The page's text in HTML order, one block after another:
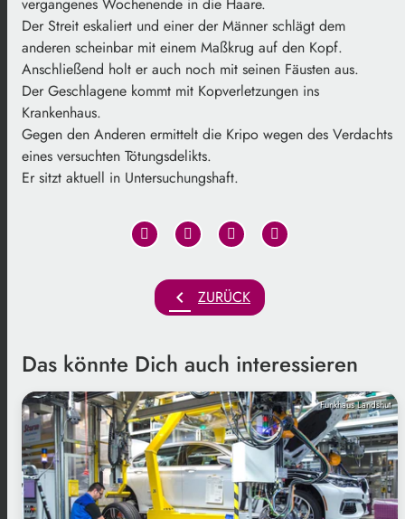
Der Streit eskaliert und einer der Männer schlägt dem
anderen scheinbar mit einem Maßkrug auf den Kopf.
Anschließend holt er auch noch mit seinen Fäusten aus.
Der Geschlagene kommt mit Kopverletzungen ins
Krankenhaus.
Gegen den Anderen ermittelt die Kripo wegen des Verdachts
eines versuchten Tötungsdelikts.
Er sitzt aktuell in Untersuchungshaft.
chevron_left ZURÜCK
Das könnte Dich auch interessieren
Funkhaus Landshut